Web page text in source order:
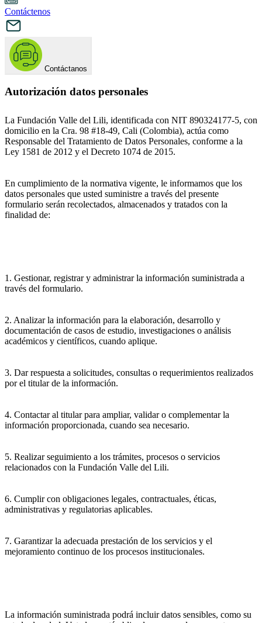
Contáctenos
Contáctanos
Autorización datos personales
La Fundación Valle del Lili, identificada con NIT 890324177-5, con
domicilio en la Cra. 98 #18-49, Cali (Colombia), actúa como
Responsable del Tratamiento de Datos Personales, conforme a la
Ley 1581 de 2012 y el Decreto 1074 de 2015.
En cumplimiento de la normativa vigente, le informamos que los
datos personales que usted suministre a través del presente
formulario serán recolectados, almacenados y tratados con la
finalidad de:
1. Gestionar, registrar y administrar la información suministrada a
través del formulario.
2. Analizar la información para la elaboración, desarrollo y
documentación de casos de estudio, investigaciones o análisis
académicos y científicos, cuando aplique.
3. Dar respuesta a solicitudes, consultas o requerimientos realizados
por el titular de la información.
4. Contactar al titular para ampliar, validar o complementar la
información proporcionada, cuando sea necesario.
5. Realizar seguimiento a los trámites, procesos o servicios
relacionados con la Fundación Valle del Lili.
6. Cumplir con obligaciones legales, contractuales, éticas,
administrativas y regulatorias aplicables.
7. Garantizar la adecuada prestación de los servicios y el
mejoramiento continuo de los procesos institucionales.
La información suministrada podrá incluir datos sensibles, como su